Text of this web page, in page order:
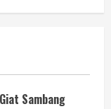
Sambang